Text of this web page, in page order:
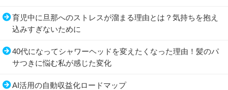
育児中に旦那へのストレスが溜まる理由とは？気持ちを抱え
込みすぎないために
40代になってシャワーヘッドを変えたくなった理由！髪のパ
サつきに悩む私が感じた変化
AI活用の自動収益化ロードマップ